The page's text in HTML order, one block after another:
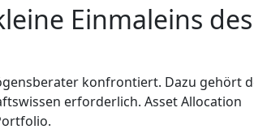
Einmaleins des
konfrontiert. Dazu gehört
erforderlich. Asset Allocation